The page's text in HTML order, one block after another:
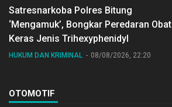
Satresnarkoba Polres Bitung
‘Mengamuk’, Bongkar Peredaran Obat
Keras Jenis Trihexyphenidyl
HUKUM DAN KRIMINAL 08/08/2026, 22:20
OTOMOTIF